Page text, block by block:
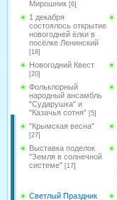
Мирошник [6]
1 декабря
состоялось открытие
новогодней ёлки в
посёлке Ленинский
[18]
Новогодний Квест
[20]
Фольклорный
народный ансамбль
"Сударушка" и
"Казачья сотня" [5]
"Крымская весна"
[27]
Выставка поделок
"Земля в солнечной
системе" [17]
Светлый Праздник